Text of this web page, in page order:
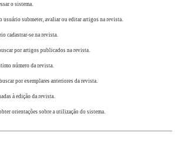
o sistema.
usuário submeter, avaliar ou editar artigos na revista.
cadastrar-se na revista.
por artigos publicados na revista.
número da revista.
por exemplares anteriores da revista.
à edição da revista.
orientações sobre a utilização do sistema.